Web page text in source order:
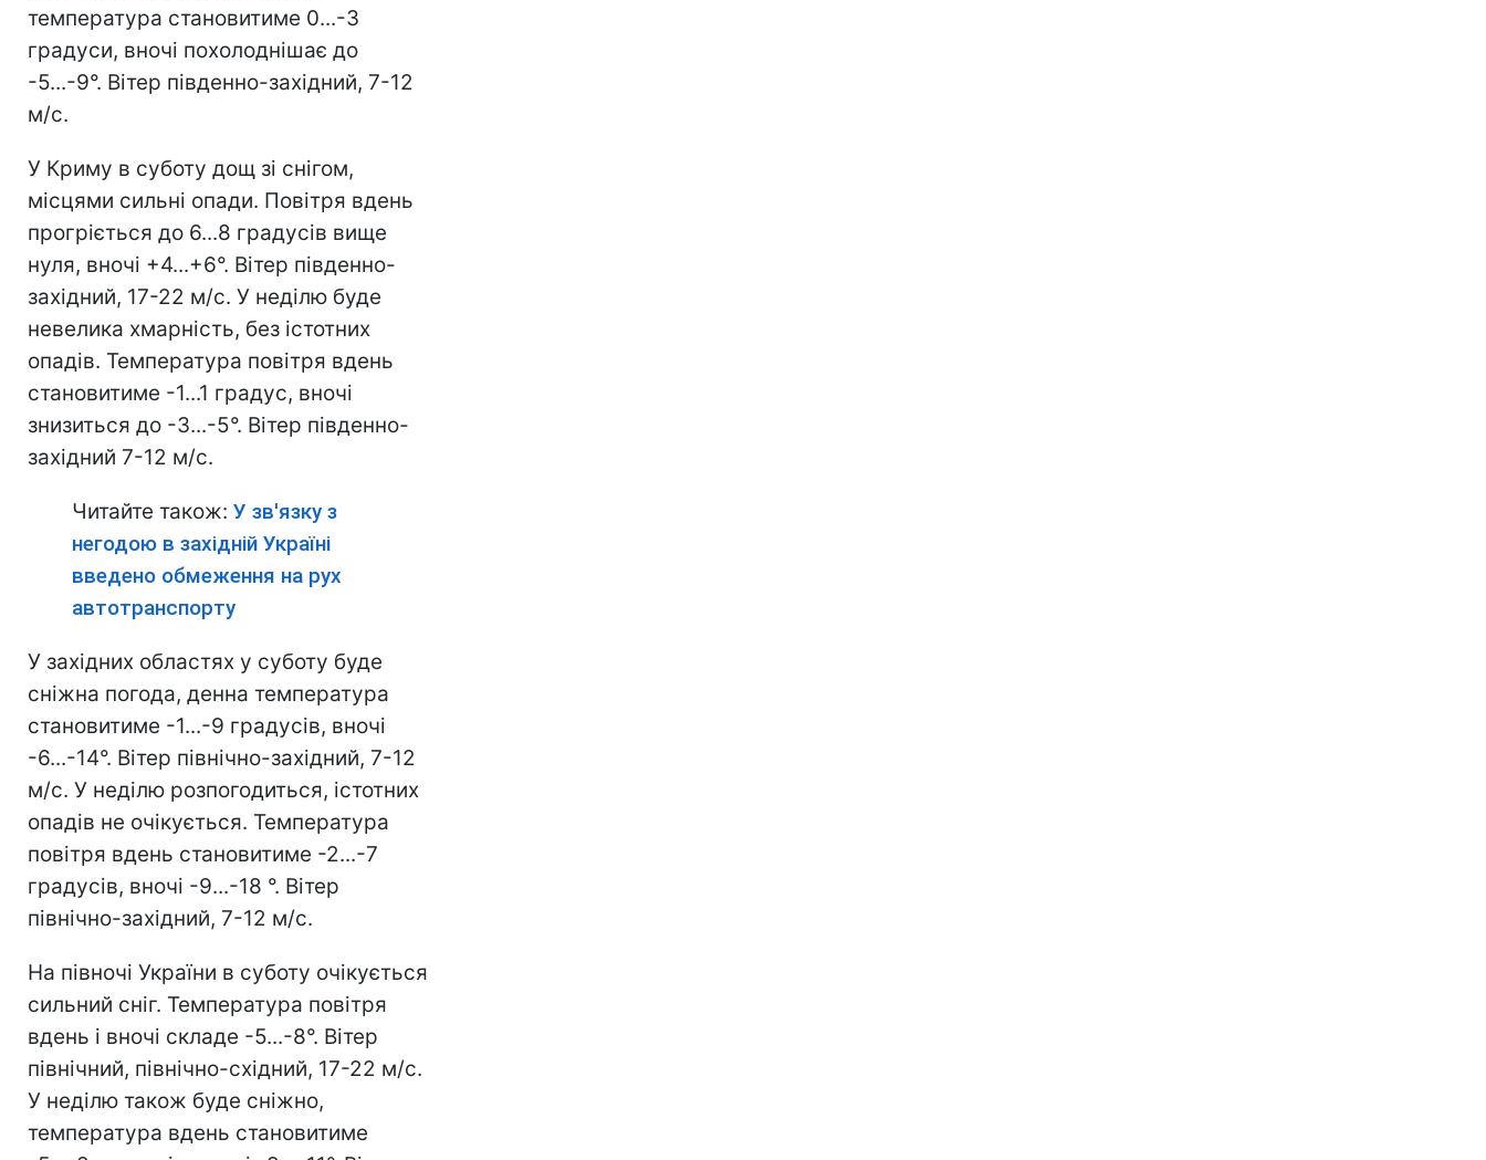
температура становитиме 0...-3
градуси, вночі похолоднішає до
-5...-9°. Вітер південно-західний, 7-12
м/с.
У Криму в суботу дощ зі снігом,
місцями сильні опади. Повітря вдень
прогріється до 6...8 градусів вище
нуля, вночі +4...+6°. Вітер південно-
західний, 17-22 м/с. У неділю буде
невелика хмарність, без істотних
опадів. Температура повітря вдень
становитиме -1...1 градус, вночі
знизиться до -3...-5°. Вітер південно-
західний 7-12 м/с.
Читайте також: У зв'язку з
негодою в західній Україні
введено обмеження на рух
автотранспорту
У західних областях у суботу буде
сніжна погода, денна температура
становитиме -1...-9 градусів, вночі
-6...-14°. Вітер північно-західний, 7-12
м/c. У неділю розпогодиться, істотних
опадів не очікується. Температура
повітря вдень становитиме -2...-7
градусів, вночі -9...-18 °. Вітер
північно-західний, 7-12 м/с.
На півночі України в суботу очікується
сильний сніг. Температура повітря
вдень і вночі складе -5...-8°. Вітер
північний, північно-східний, 17-22 м/с.
У неділю також буде сніжно,
температура вдень становитиме